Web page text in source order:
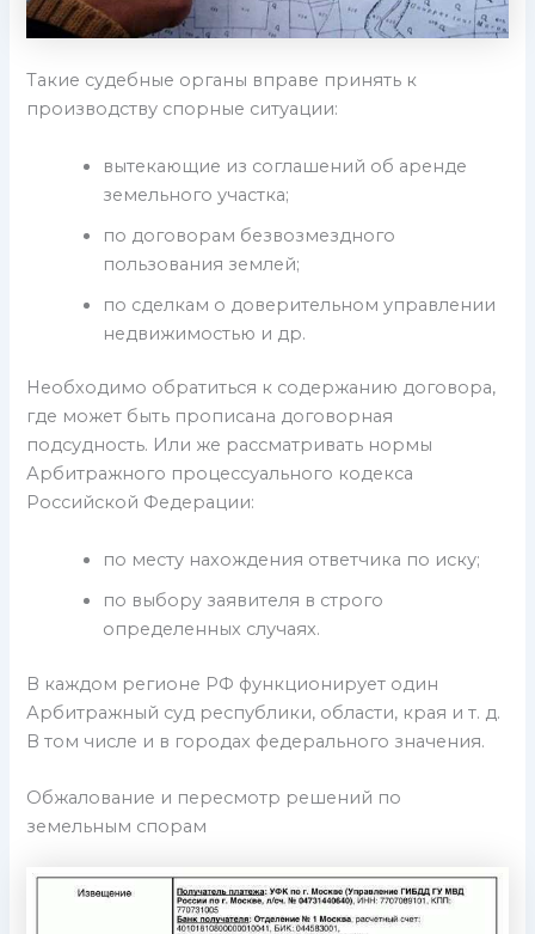
Такие судебные органы вправе принять к
производству спорные ситуации:
вытекающие из соглашений об аренде
земельного участка;
по договорам безвозмездного
пользования землей;
по сделкам о доверительном управлении
недвижимостью и др.
Необходимо обратиться к содержанию договора,
где может быть прописана договорная
подсудность. Или же рассматривать нормы
Арбитражного процессуального кодекса
Российской Федерации:
по месту нахождения ответчика по иску;
по выбору заявителя в строго
определенных случаях.
В каждом регионе РФ функционирует один
Арбитражный суд республики, области, края и т. д.
В том числе и в городах федерального значения.
Обжалование и пересмотр решений по
земельным спорам